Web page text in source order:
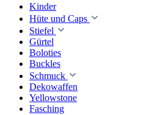
Kinder
Hüte und Caps
Stiefel
Gürtel
Boloties
Buckles
Schmuck
Dekowaffen
Yellowstone
Fasching